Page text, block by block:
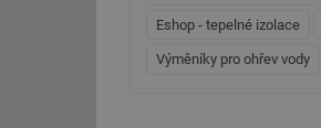
Eshop - tepelné izolace
Výměníky pro ohřev vody